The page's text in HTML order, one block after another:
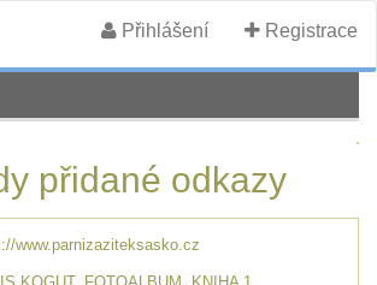
Přihlášení Registrace
přidané odkazy
www.parnizaziteksasko.cz